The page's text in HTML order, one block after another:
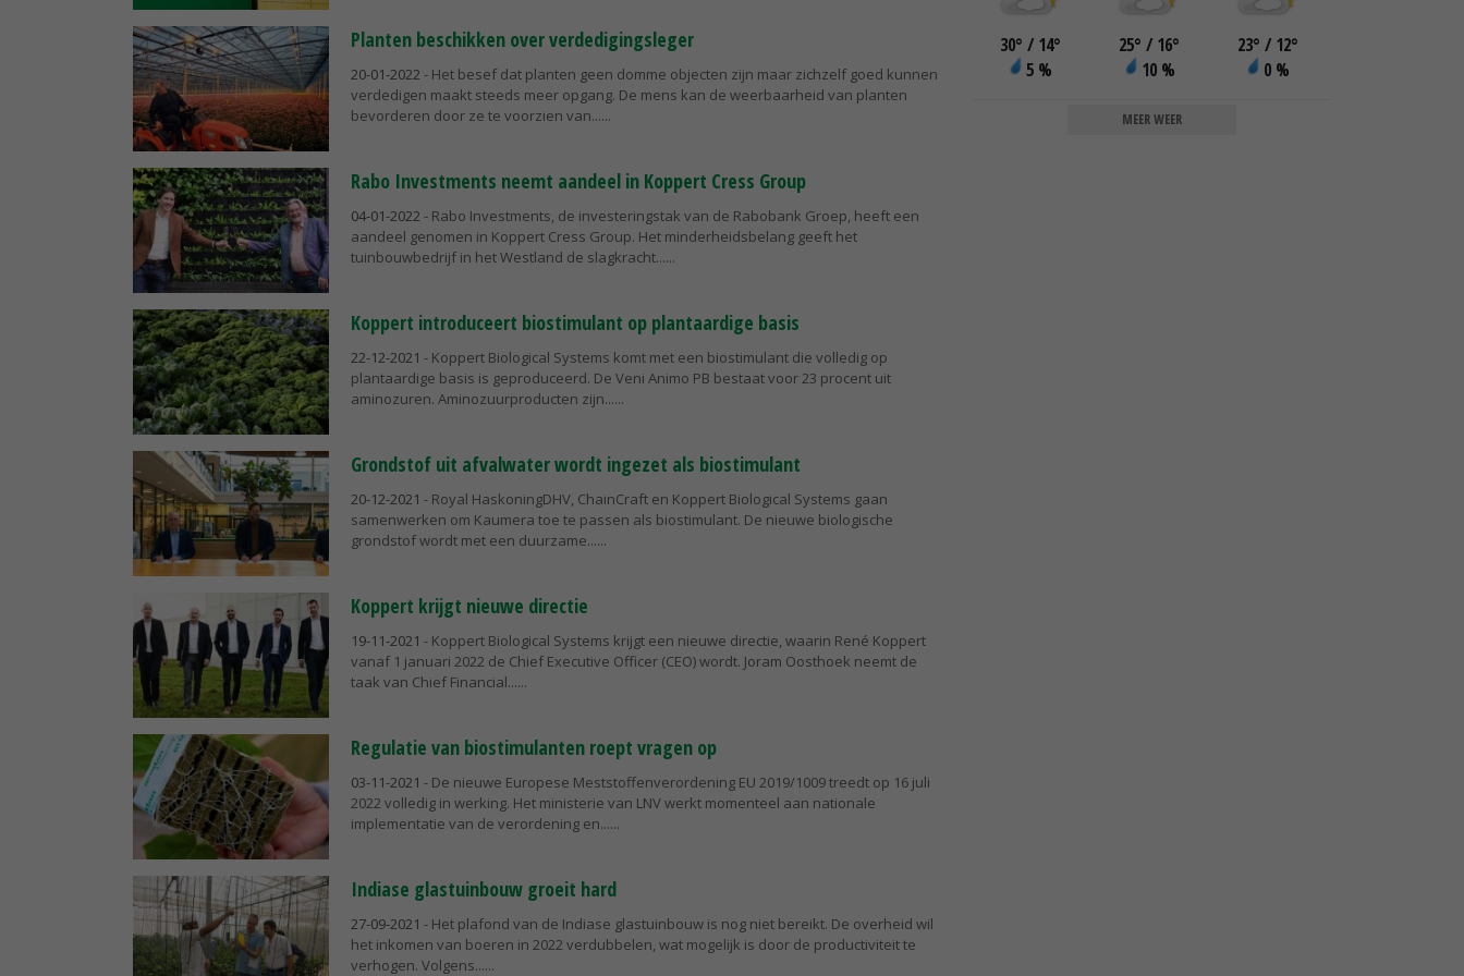
Planten beschikken over verdedigingsleger
20-01-2022 - Het besef dat planten geen domme objecten zijn maar zichzelf goed kunnen
verdedigen maakt steeds meer opgang. De mens kan de weerbaarheid van planten
bevorderen door ze te voorzien van...
Rabo Investments neemt aandeel in Koppert Cress Group
04-01-2022 - Rabo Investments, de investeringstak van de Rabobank Groep, heeft een
aandeel genomen in Koppert Cress Group. Het minderheidsbelang geeft het
tuinbouwbedrijf in het Westland de slagkracht...
Koppert introduceert biostimulant op plantaardige basis
22-12-2021 - Koppert Biological Systems komt met een biostimulant die volledig op
plantaardige basis is geproduceerd. De Veni Animo PB bestaat voor 23 procent uit
aminozuren. Aminozuurproducten zijn...
Grondstof uit afvalwater wordt ingezet als biostimulant
20-12-2021 - Royal HaskoningDHV, ChainCraft en Koppert Biological Systems gaan
samenwerken om Kaumera toe te passen als biostimulant. De nieuwe biologische
grondstof wordt met een duurzame...
Koppert krijgt nieuwe directie
19-11-2021 - Koppert Biological Systems krijgt een nieuwe directie, waarin René Koppert
vanaf 1 januari 2022 de Chief Executive Officer (CEO) wordt. Joram Oosthoek neemt de
taak van Chief Financial...
Regulatie van biostimulanten roept vragen op
03-11-2021 - De nieuwe Europese Meststoffenverordening EU 2019/1009 treedt op 16 juli
2022 volledig in werking. Het ministerie van LNV werkt momenteel aan nationale
implementatie van de verordening en...
Indiase glastuinbouw groeit hard
27-09-2021 - Het plafond van de Indiase glastuinbouw is nog niet bereikt. De overheid wil
het inkomen van boeren in 2022 verdubbelen, wat mogelijk is door de productiviteit te
verhogen. Volgens...
30° / 14°
5 %
25° / 16°
10 %
23° / 12°
0 %
MEER WEER